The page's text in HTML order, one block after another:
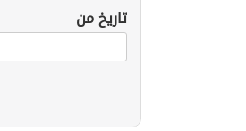
تاريخ من